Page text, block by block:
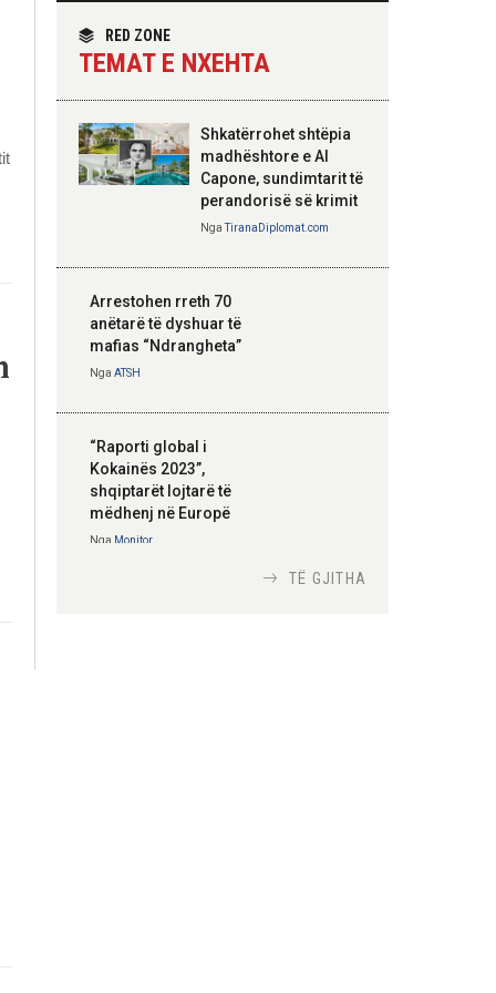
dypalësh
Hoxha takim me
zyrtarë të lartë të
DASH: Angazhim i
përbashkët për
strategjik
RED ZONE
TEMAT E NXEHTA
Shkatërrohet shtëpia
madhështore e Al
Capone, sundimtarit të
perandorisë së krimit
NgaTiranaDiplomat.com
Arrestohen rreth 70
anëtarë të dyshuar të
mafias “Ndrangheta”
Nga ATSH
“Raporti global i
Kokainës 2023”,
shqiptarët lojtarë të
mëdhenj në Europë
Nga Monitor
TË GJITHA